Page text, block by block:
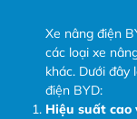
Xe nâng điện
các loại xe
khác. Dưới đây
điện BYD:
Hiệu suất cao